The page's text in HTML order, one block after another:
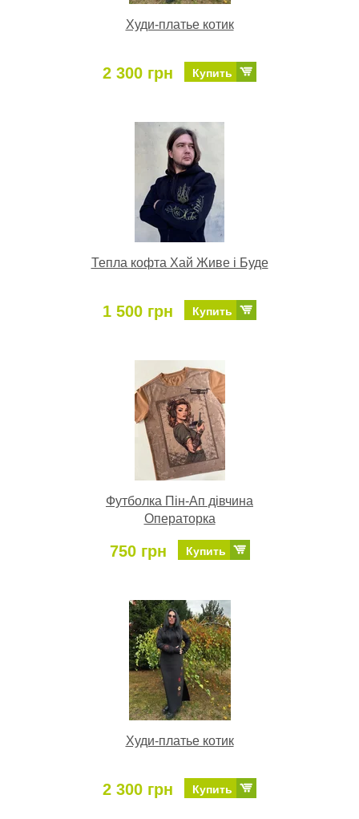
Худи-платье котик
2 300 грн Купить
Тепла кофта Хай Живе і Буде
1 500 грн Купить
Футболка Пін-Ап дівчина
Операторка
750 грн Купить
Худи-платье котик
2 300 грн Купить